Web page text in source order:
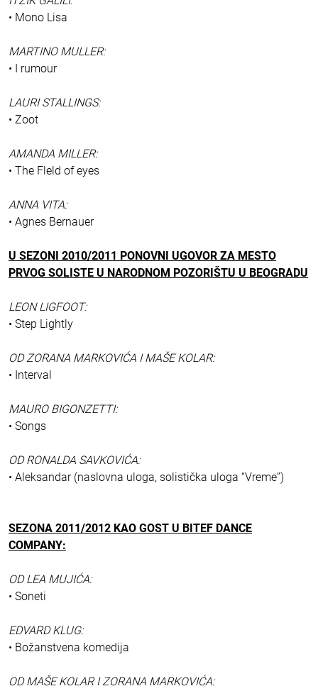
• Mono Lisa
MARTINO MULLER:
• I rumour
LAURI STALLINGS:
• Zoot
AMANDA MILLER:
• The Fleld of eyes
ANNA VITA:
• Agnes Bernauer
U SEZONI 2010/2011 PONOVNI UGOVOR ZA MESTO
PRVOG SOLISTE U NARODNOM POZORIŠTU U BEOGRADU
LEON LIGFOOT:
• Step Lightly
OD ZORANA MARKOVIĆA I MAŠE KOLAR:
• Interval
MAURO BIGONZETTI:
• Songs
OD RONALDA SAVKOVIĆA:
• Aleksandar (naslovna uloga, solistička uloga “Vreme”)
SEZONA 2011/2012 KAO GOST U BITEF DANCE
COMPANY:
OD LEA MUJIĆA:
• Soneti
EDVARD KLUG:
• Božanstvena komedija
OD MAŠE KOLAR I ZORANA MARKOVIĆA: